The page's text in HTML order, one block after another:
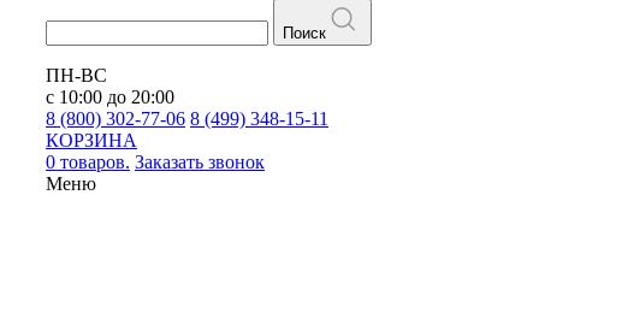
Поиск
ПН-ВС
с 10:00 до 20:00
8 (800) 302-77-06 8 (499) 348-15-11
КОРЗИНА
0 товаров. Заказать звонок
Меню